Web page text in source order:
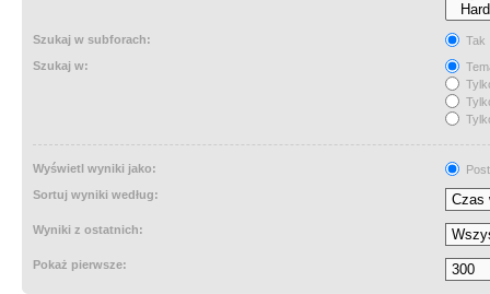
Szukaj w subforach:
Tak
Szukaj w:
Wyświetl wyniki jako:
Sortuj wyniki według:
Wyniki z ostatnich:
Pokaż pierwsze: